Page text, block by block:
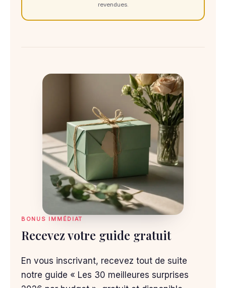
revendues.
BONUS IMMÉDIAT
Recevez votre guide gratuit
En vous inscrivant, recevez tout de suite
notre guide « Les 30 meilleures surprises